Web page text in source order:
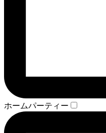
ホームパーティー